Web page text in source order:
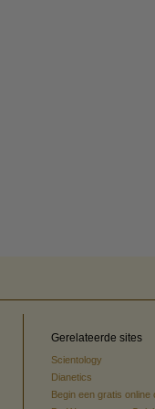
Gerelateerde sites
Scientology
Dianetics
Begin een gratis online